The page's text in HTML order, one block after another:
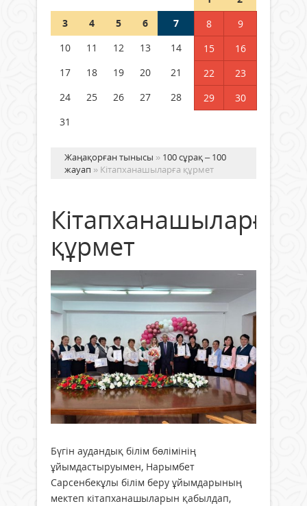
Германия аптап ыстыққа
бастады
04 тамыз 2026 ж.
3
4 5 6 7 8
9
10
11 12 13 14 15
16
17
18 19 20 21 22
23
24
25 26 27 28 29
30
31
Жаңақорған тынысы » 100 сұрақ – 100
жауап » Кітапханашыларға құрмет
Кітапханашыларға
құрмет
Бүгін аудандық білім бөлімінің
ұйымдастыруымен, Нарымбет
Сарсенбекұлы білім беру ұйымдарының
мектеп кітапханашыларын қабылдап,